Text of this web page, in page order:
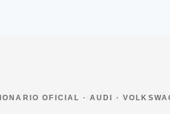
OFICIAL · AUDI ·